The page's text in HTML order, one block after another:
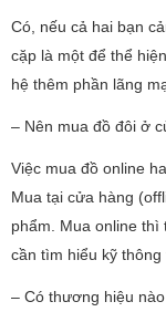
Có, nếu cả hai bạn
cặp là một để thể
hệ thêm phần lãng
– Nên mua đồ đôi ở
Việc mua đồ online
Mua tại cửa hàng
phẩm. Mua online
cần tìm hiểu kỹ
– Có thương hiệu